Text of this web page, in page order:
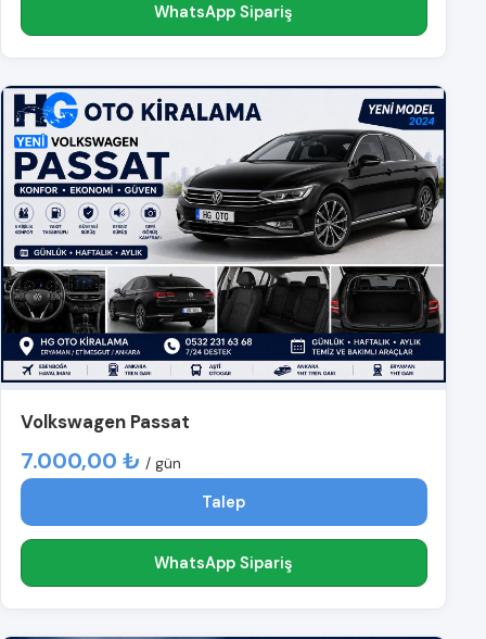
WhatsApp Sipariş
Volkswagen Passat
7.000,00 ₺ / gün
Talep
WhatsApp Sipariş